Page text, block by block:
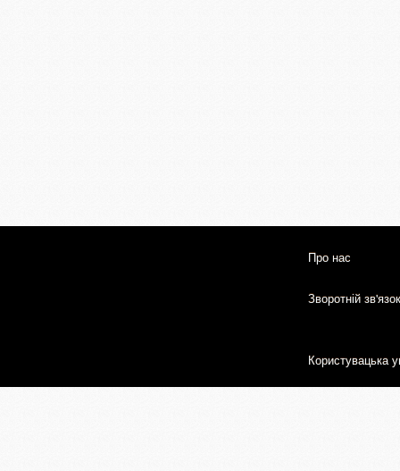
Про нас
Зворотній зв'язок
Користувацька